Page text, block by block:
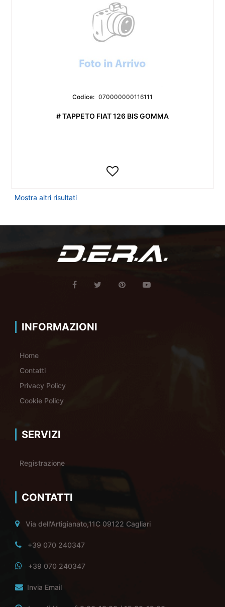
Codice: 070000000116111
# TAPPETO FIAT 126 BIS GOMMA
Mostra altri risultati
INFORMAZIONI
Home
Contatti
Privacy Policy
Cookie Policy
SERVIZI
Registrazione
CONTATTI
Via dell'Artigianato,11C 09122 Cagliari
+39 070 240347
+39 070 240347
Invia Email